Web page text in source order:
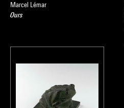
Marcel Lémar
Ours